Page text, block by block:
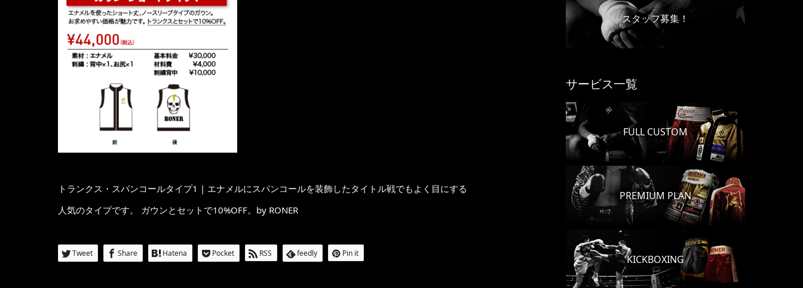
トランクス・スパンコールタイプ1 | エナメルにスパンコールを装飾したタイトル戦でもよく目にする
人気のタイプです。 ガウンとセットで10%OFF。by RONER
Tweet Share Hatena Pocket RSS feedly Pin it
スタッフ募集！
サービス一覧
FULL CUSTOM
PREMIUM PLAN
KICKBOXING